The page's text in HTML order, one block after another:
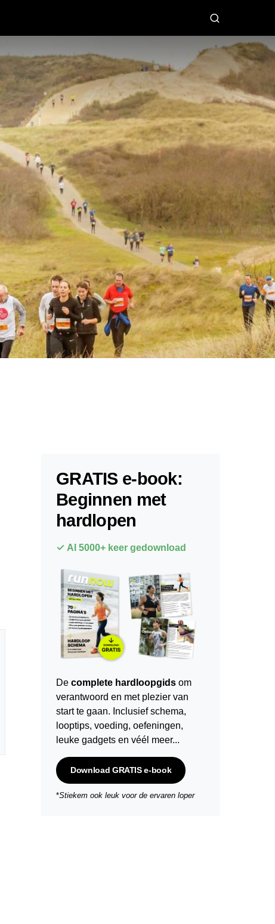
GRATIS e-book:
Beginnen met
hardlopen
✓ Al 5000+ keer gedownload
De complete hardloopgids om
verantwoord en met plezier van
start te gaan. Inclusief schema,
looptips, voeding, oefeningen,
leuke gadgets en véél meer...
Download GRATIS e-book
*Stiekem ook leuk voor de ervaren loper